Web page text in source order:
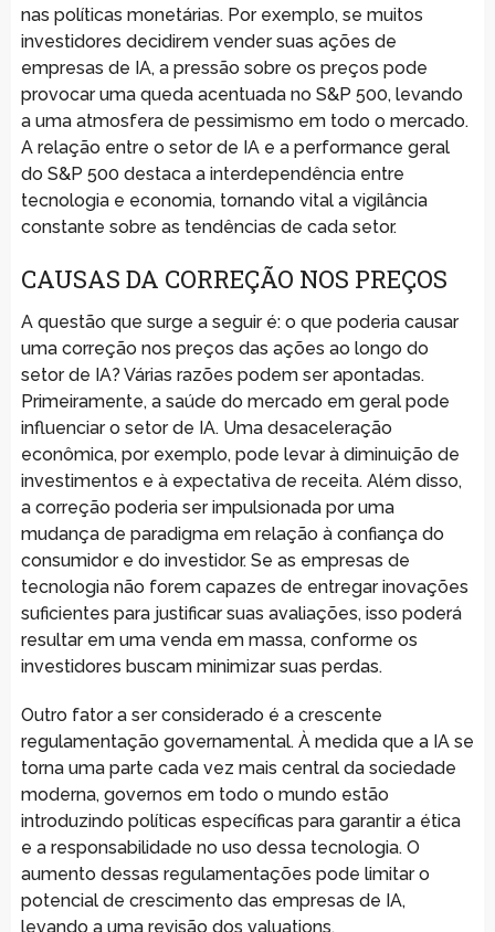
nas políticas monetárias. Por exemplo, se muitos
investidores decidirem vender suas ações de
empresas de IA, a pressão sobre os preços pode
provocar uma queda acentuada no S&P 500, levando
a uma atmosfera de pessimismo em todo o mercado.
A relação entre o setor de IA e a performance geral
do S&P 500 destaca a interdependência entre
tecnologia e economia, tornando vital a vigilância
constante sobre as tendências de cada setor.
CAUSAS DA CORREÇÃO NOS PREÇOS
A questão que surge a seguir é: o que poderia causar
uma correção nos preços das ações ao longo do
setor de IA? Várias razões podem ser apontadas.
Primeiramente, a saúde do mercado em geral pode
influenciar o setor de IA. Uma desaceleração
econômica, por exemplo, pode levar à diminuição de
investimentos e à expectativa de receita. Além disso,
a correção poderia ser impulsionada por uma
mudança de paradigma em relação à confiança do
consumidor e do investidor. Se as empresas de
tecnologia não forem capazes de entregar inovações
suficientes para justificar suas avaliações, isso poderá
resultar em uma venda em massa, conforme os
investidores buscam minimizar suas perdas.
Outro fator a ser considerado é a crescente
regulamentação governamental. À medida que a IA se
torna uma parte cada vez mais central da sociedade
moderna, governos em todo o mundo estão
introduzindo políticas específicas para garantir a ética
e a responsabilidade no uso dessa tecnologia. O
aumento dessas regulamentações pode limitar o
potencial de crescimento das empresas de IA,
levando a uma revisão dos valuations.